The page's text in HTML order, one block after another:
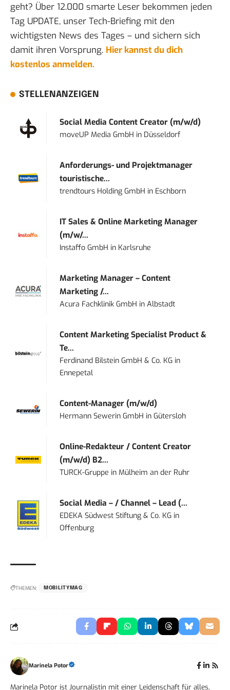
geht? Über 12.000 smarte Leser bekommen jeden
Tag UPDATE, unser Tech-Briefing mit den
wichtigsten News des Tages – und sichern sich
damit ihren Vorsprung. Hier kannst du dich
kostenlos anmelden.
STELLENANZEIGEN
Social Media Content Creator (m/w/d)
moveUP Media GmbH in Düsseldorf
Anforderungs- und Projektmanager
touristische...
trendtours Holding GmbH in Eschborn
IT Sales & Online Marketing Manager
(m/w/...
Instaffo GmbH in Karlsruhe
Marketing Manager – Content
Marketing /...
Acura Fachklinik GmbH inAlbstadt
Content Marketing Specialist Product &
Te...
Ferdinand Bilstein GmbH & Co. KG in
Ennepetal
Content-Manager (m/w/d)
Hermann Sewerin GmbH inGütersloh
Online-Redakteur / Content Creator
(m/w/d) B2...
TURCK-Gruppe inMülheim an der Ruhr
Social Media – / Channel – Lead (...
EDEKA Südwest Stiftung & Co. KG in
Offenburg
THEMEN: MOBILITYMAG
Marinela Potor
Marinela Potor ist Journalistin mit einer Leidenschaft für alles,